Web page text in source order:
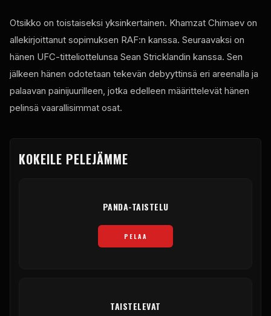
Otsikko on toistaiseksi yksinkertainen. Khamzat Chimaev on
allekirjoittanut sopimuksen RAF:n kanssa. Seuraavaksi on
hänen UFC-titteliottelunsa Sean Stricklandin kanssa. Sen
jälkeen hänen odotetaan tekevän debyyttinsä eri areenalla ja
palaavan painijuurilleen, jotka edelleen määrittelevät hänen
pelinsä vaarallisimmat osat.
KOKEILE PELEJÄMME
PANDA-TAISTELU
PELAA
TAISTELEVAT